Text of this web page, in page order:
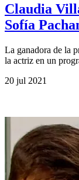
Claudia
Sofía
La ganadora de la
la actriz en un
20 jul 2021